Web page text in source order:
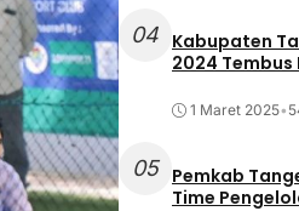
04 Kabupaten
2024 Tembus
1 Maret 2025•
05
Pemkab
Time